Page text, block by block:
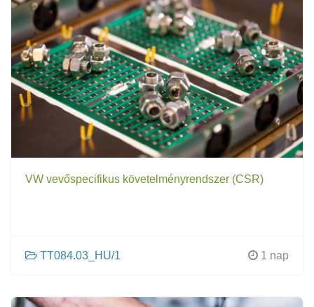
VW vevőspecifikus követelményrendszer (CSR)
TT084.03_HU/1 1 nap